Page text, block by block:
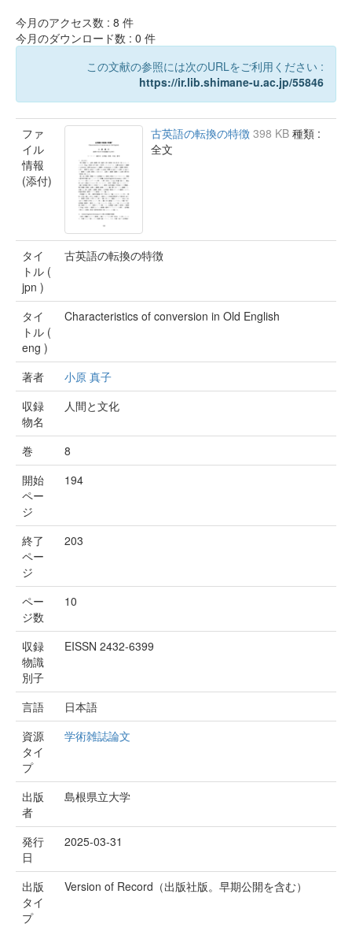
今月のアクセス数 : 8 件
今月のダウンロード数 : 0 件
この文献の参照には次のURLをご利用ください :
https://ir.lib.shimane-u.ac.jp/55846
ファ
イル
情報
(添付)
古英語の転換の特徴 398 KB 種類 :
全文
タイ
トル (
jpn )
古英語の転換の特徴
タイ
トル (
eng )
Characteristics of conversion in Old English
著者
小原 真子
収録
物名
人間と文化
巻
8
開始
ペー
ジ
194
終了
ペー
ジ
203
ペー
ジ数
10
収録
物識
別子
EISSN 2432-6399
言語
日本語
資源
タイ
プ
学術雑誌論文
出版
者
島根県立大学
発行
日
2025-03-31
出版
タイ
プ
Version of Record（出版社版。早期公開を含む）